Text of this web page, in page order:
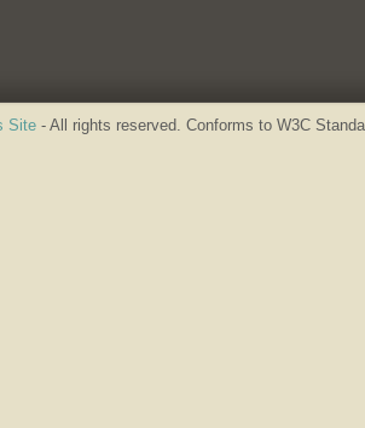
Site - All rights reserved. Conforms to W3C